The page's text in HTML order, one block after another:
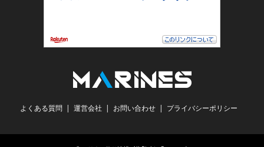
よくある質問 運営会社 お問い合わせ プライバシーポリシー